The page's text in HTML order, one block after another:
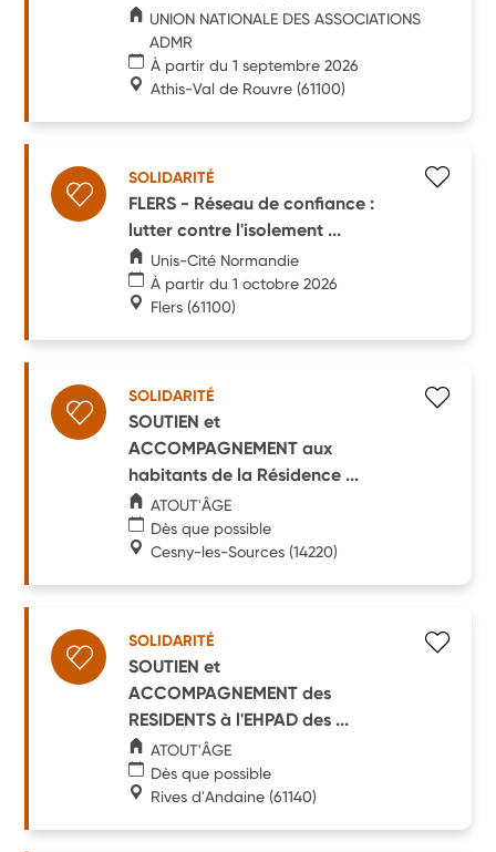
UNION NATIONALE DES ASSOCIATIONS
ADMR
À partir du 1 septembre 2026
Athis-Val de Rouvre (61100)
SOLIDARITÉ
FLERS - Réseau de confiance :
lutter contre l'isolement ...
Unis-Cité Normandie
À partir du 1 octobre 2026
Flers (61100)
SOLIDARITÉ
SOUTIEN et
ACCOMPAGNEMENT aux
habitants de la Résidence ...
ATOUT'ÂGE
Dès que possible
Cesny-les-Sources (14220)
SOLIDARITÉ
SOUTIEN et
ACCOMPAGNEMENT des
RESIDENTS à l'EHPAD des ...
ATOUT'ÂGE
Dès que possible
Rives d'Andaine (61140)